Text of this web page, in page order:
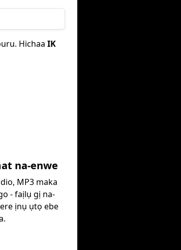
Hichaa IK
na-enwe
MP3 maka
- faịlụ gị na-
ịnụ ụtọ ebe